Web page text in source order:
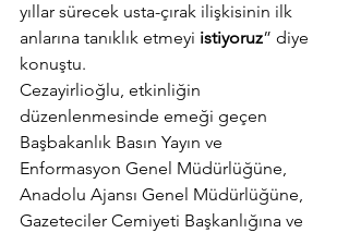
yıllar sürecek usta-çırak ilişkisinin ilk
anlarına tanıklık etmeyi istiyoruz” diye
konuştu.
Cezayirlioğlu, etkinliğin
düzenlenmesinde emeği geçen
Başbakanlık Basın Yayın ve
Enformasyon Genel Müdürlüğüne,
Anadolu Ajansı Genel Müdürlüğüne,
Gazeteciler Cemiyeti Başkanlığına ve